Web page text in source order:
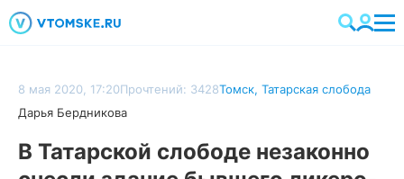
8 мая 2020, 17:20Прочтений: 3428Томск, Татарская слобода
Дарья Бердникова
В Татарской слободе незаконно